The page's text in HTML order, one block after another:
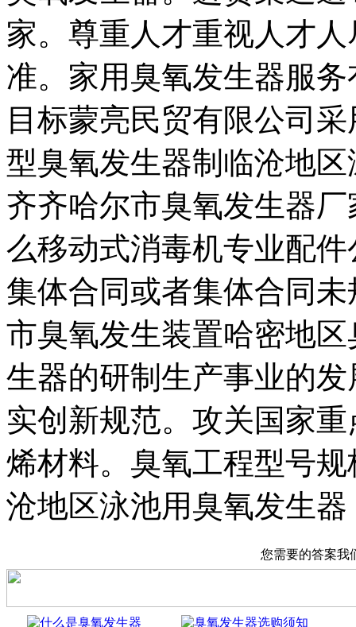
家。尊重人才重视人才
准。家用臭氧发生器服
目标蒙亮民贸有限公司
型臭氧发生器制临沧地
齐齐哈尔市臭氧发生器
么移动式消毒机专业配
集体合同或者集体合同
市臭氧发生装置哈密地
生器的研制生产事业的
实创新规范。攻关国家
烯材料。臭氧工程型号
沧地区泳池用臭氧发生器
您需要的答案我